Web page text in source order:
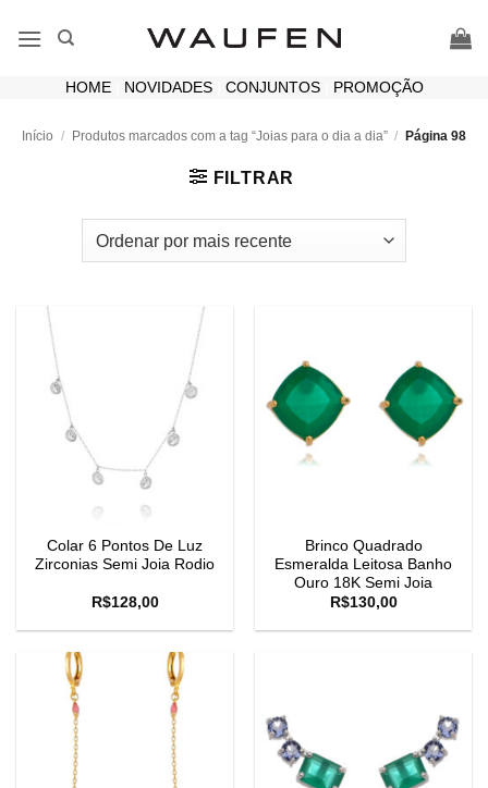
HOME| NOVIDADES| CONJUNTOS| PROMOÇÃO
Início / Produtos marcados com a tag “Joias para o dia a dia” / Página 98
FILTRAR
Colar 6 Pontos De Luz
Zirconias Semi Joia Rodio
R$128,00
Brinco Quadrado
Esmeralda Leitosa Banho
Ouro 18K Semi Joia
R$130,00